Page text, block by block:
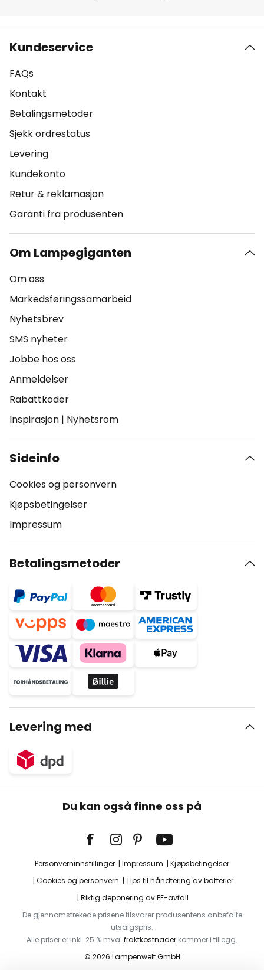
Kundeservice
FAQs
Kontakt
Betalingsmetoder
Sjekk ordrestatus
Levering
Kundekonto
Retur & reklamasjon
Garanti fra produsenten
Om Lampegiganten
Om oss
Markedsføringssamarbeid
Nyhetsbrev
SMS nyheter
Jobbe hos oss
Anmeldelser
Rabattkoder
Inspirasjon | Nyhetsrom
Sideinfo
Cookies og personvern
Kjøpsbetingelser
Impressum
Betalingsmetoder
Levering med
Du kan også finne oss på
Personverninnstillinger Impressum
Kjøpsbetingelser
Cookies og personvern
Tips til håndtering av batterier
Riktig deponering av EE-avfall
De gjennomstrekede prisene tilsvarer produsentens anbefalte
utsalgspris.
Alle priser er inkl. 25 % mva. fraktkostnader kommer i tillegg.
© 2026 Lampenwelt GmbH